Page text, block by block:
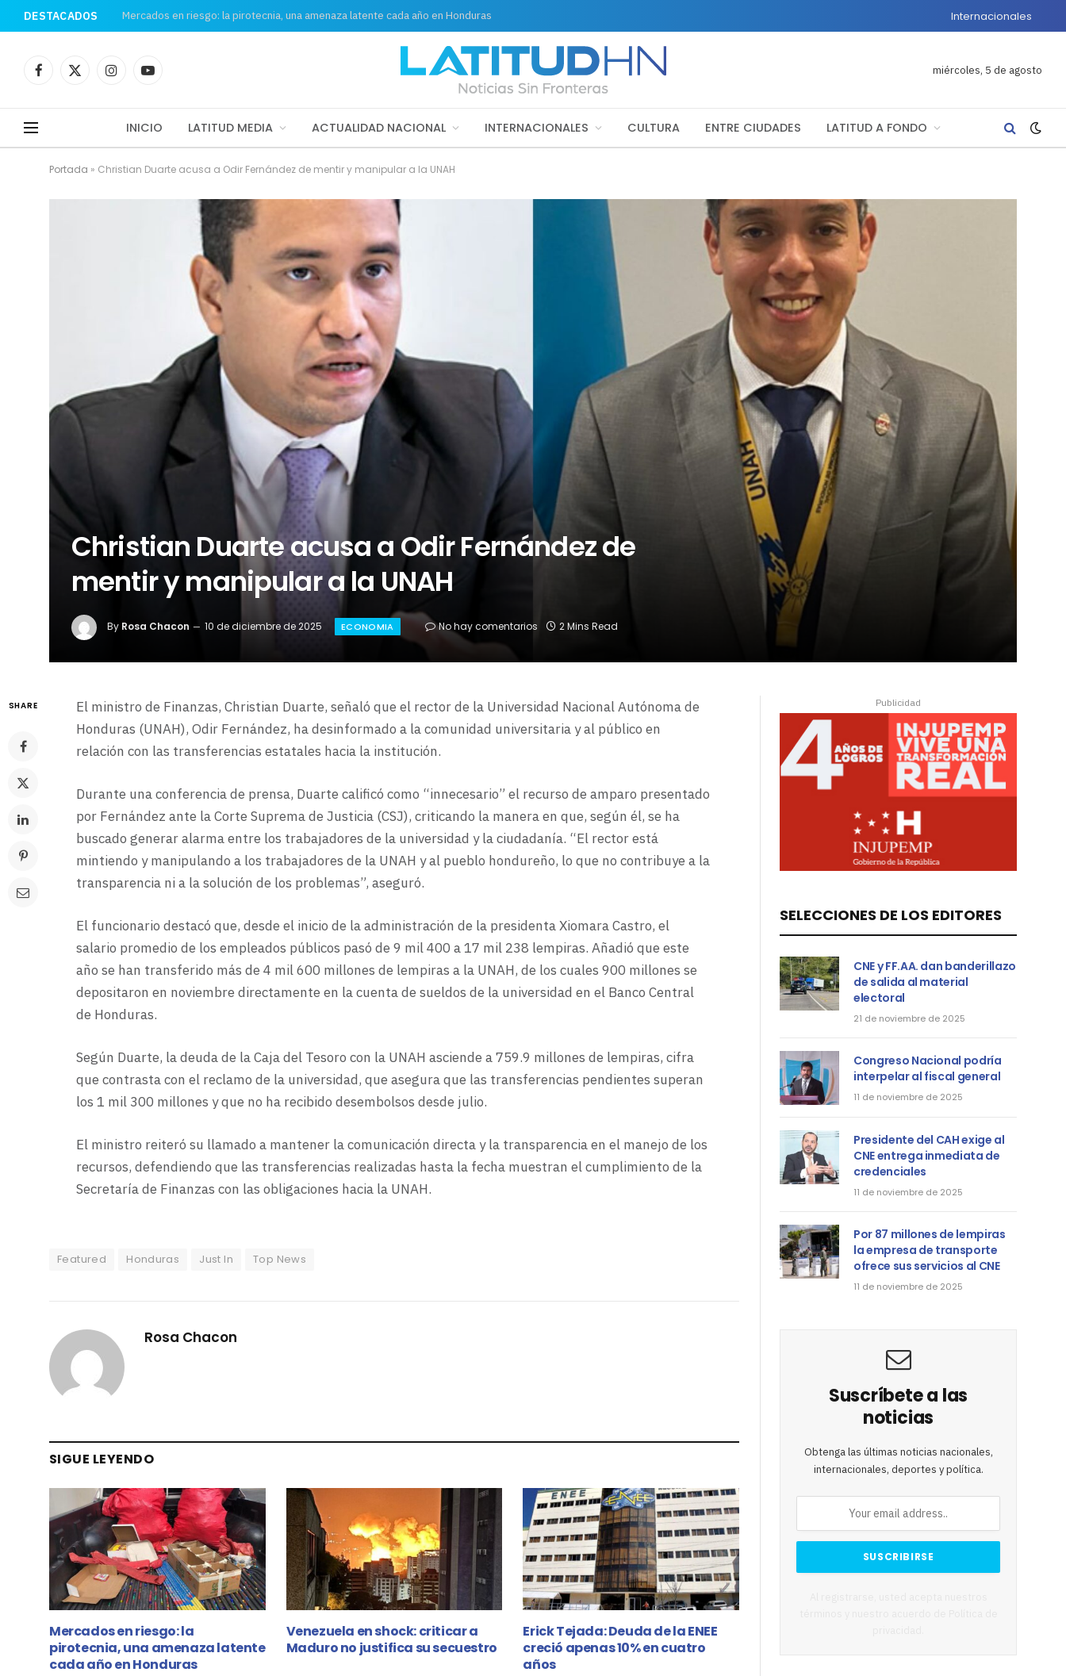
DESTACADOS Mercados en riesgo: la pirotecnia, una amenaza latente cada año en Honduras Internacionales
Facebook
X
InstagramYouTube miércoles, 5 de agosto
INICIO LATITUD MEDIA ACTUALIDAD NACIONAL INTERNACIONALES CULTURA ENTRE CIUDADES LATITUD A FONDO
Portada » Christian Duarte acusa a Odir Fernández de mentir y manipular a la UNAH
Christian Duarte acusa a Odir Fernández de
mentir y manipular a la UNAH
By Rosa Chacon 10 de diciembre de 2025 ECONOMIA No hay comentarios 2 Mins Read
SHARE
El ministro de Finanzas, Christian Duarte, señaló que el rector de la Universidad Nacional Autónoma de
Honduras (UNAH), Odir Fernández, ha desinformado a la comunidad universitaria y al público en
relación con las transferencias estatales hacia la institución.
Durante una conferencia de prensa, Duarte calificó como “innecesario” el recurso de amparo presentado
por Fernández ante la Corte Suprema de Justicia (CSJ), criticando la manera en que, según él, se ha
buscado generar alarma entre los trabajadores de la universidad y la ciudadanía. “El rector está
mintiendo y manipulando a los trabajadores de la UNAH y al pueblo hondureño, lo que no contribuye a la
transparencia ni a la solución de los problemas”, aseguró.
El funcionario destacó que, desde el inicio de la administración de la presidenta Xiomara Castro, el
salario promedio de los empleados públicos pasó de 9 mil 400 a 17 mil 238 lempiras. Añadió que este
año se han transferido más de 4 mil 600 millones de lempiras a la UNAH, de los cuales 900 millones se
depositaron en noviembre directamente en la cuenta de sueldos de la universidad en el Banco Central
de Honduras.
Según Duarte, la deuda de la Caja del Tesoro con la UNAH asciende a 759.9 millones de lempiras, cifra
que contrasta con el reclamo de la universidad, que asegura que las transferencias pendientes superan
los 1 mil 300 millones y que no ha recibido desembolsos desde julio.
El ministro reiteró su llamado a mantener la comunicación directa y la transparencia en el manejo de los
recursos, defendiendo que las transferencias realizadas hasta la fecha muestran el cumplimiento de la
Secretaría de Finanzas con las obligaciones hacia la UNAH.
Featured Honduras Just In Top News
Rosa Chacon
SIGUE LEYENDO
Mercados en riesgo: la
pirotecnia, una amenaza latente
cada año en Honduras
Venezuela en shock: criticar a
Maduro no justifica su secuestro
Erick Tejada: Deuda de la ENEE
creció apenas 10% en cuatro
años
Publicidad
SELECCIONES DE LOS EDITORES
CNE y FF.AA. dan banderillazo
de salida al material
electoral
21 de noviembre de 2025
Congreso Nacional podría
interpelar al fiscal general
11 de noviembre de 2025
Presidente del CAH exige al
CNE entrega inmediata de
credenciales
11 de noviembre de 2025
Por 87 millones de lempiras
la empresa de transporte
ofrece sus servicios al CNE
11 de noviembre de 2025
Suscríbete a las
noticias
Obtenga las últimas noticias nacionales,
internacionales, deportes y política.